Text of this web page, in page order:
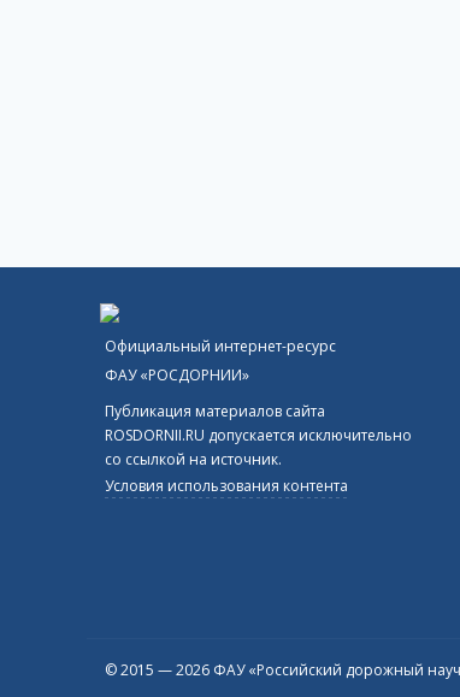
Официальный интернет-ресурс
ФАУ «РОСДОРНИИ»
Публикация материалов сайта
ROSDORNII.RU допускается исключительно
со ссылкой на источник.
Условия использования контента
© 2015 — 2026 ФАУ «Российский дорожный